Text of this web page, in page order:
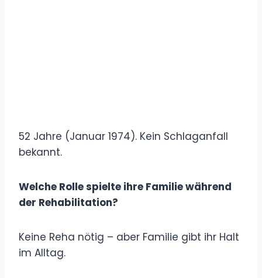
52 Jahre (Januar 1974). Kein Schlaganfall
bekannt.
Welche Rolle spielte ihre Familie während
der Rehabilitation?
Keine Reha nötig – aber Familie gibt ihr Halt
im Alltag.